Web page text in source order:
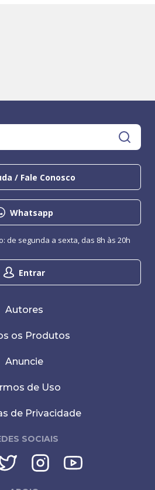
/ Fale Conosco
Whatsapp
Entrar
de segunda a sexta, das 8h às 20h
Autores
os Produtos
Anuncie
de Uso
de Privacidade
SOCIAIS